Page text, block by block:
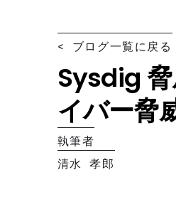
< ブログ一覧に戻る
Sysdig
イバー脅
執筆者
清水 孝郎